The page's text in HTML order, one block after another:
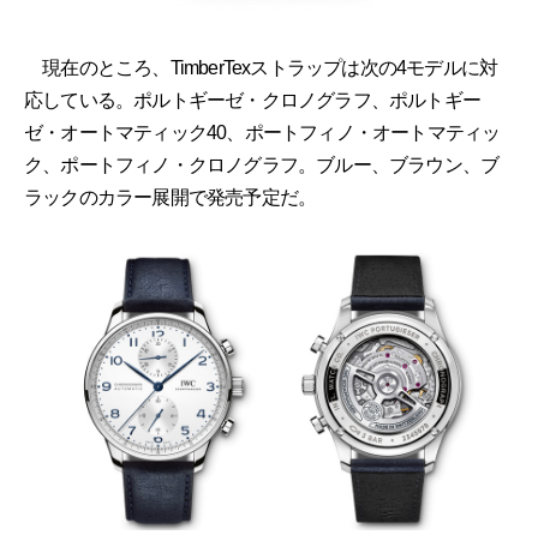
現在のところ、TimberTexストラップは次の4モデルに対
応している。ポルトギーゼ・クロノグラフ、ポルトギー
ゼ・オートマティック40、ポートフィノ・オートマティッ
ク、ポートフィノ・クロノグラフ。ブルー、ブラウン、ブ
ラックのカラー展開で発売予定だ。